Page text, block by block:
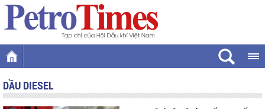
DẦU DIESEL